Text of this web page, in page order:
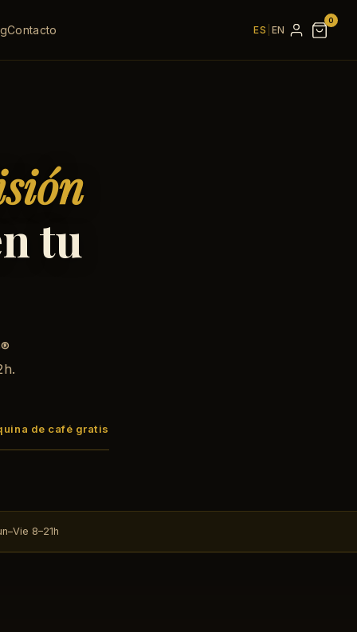
Contacto ES EN
0
tu
de café gratis
8–21h